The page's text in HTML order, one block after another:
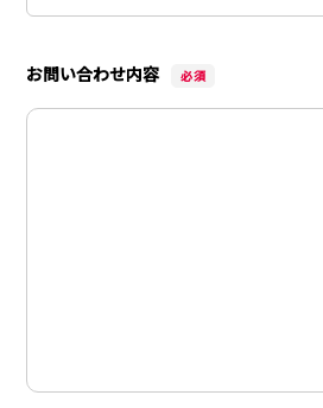
お問い合わせ内容